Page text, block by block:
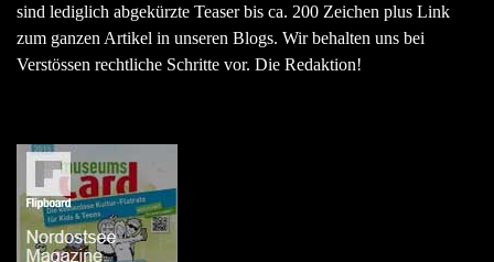
sind lediglich abgekürzte Teaser bis ca. 200 Zeichen plus Link
zum ganzen Artikel in unseren Blogs. Wir behalten uns bei
Verstössen rechtliche Schritte vor. Die Redaktion!